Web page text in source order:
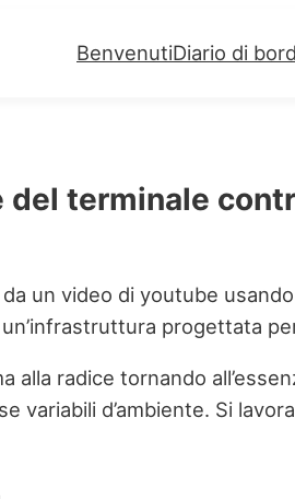
BenvenutiDiario di
terminale
un video di youtube
progettata
radice tornando
d’ambiente. Si